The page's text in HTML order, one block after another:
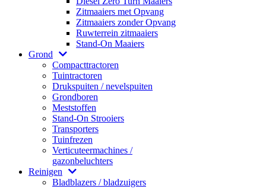
Zitmaaiers met Opvang
Zitmaaiers zonder Opvang
Ruwterrein zitmaaiers
Stand-On Maaiers
Grond
Compacttractoren
Tuintractoren
Drukspuiten / nevelspuiten
Grondboren
Meststoffen
Stand-On Strooiers
Transporters
Tuinfrezen
Verticuteermachines /
gazonbeluchters
Reinigen
Bladblazers / bladzuigers